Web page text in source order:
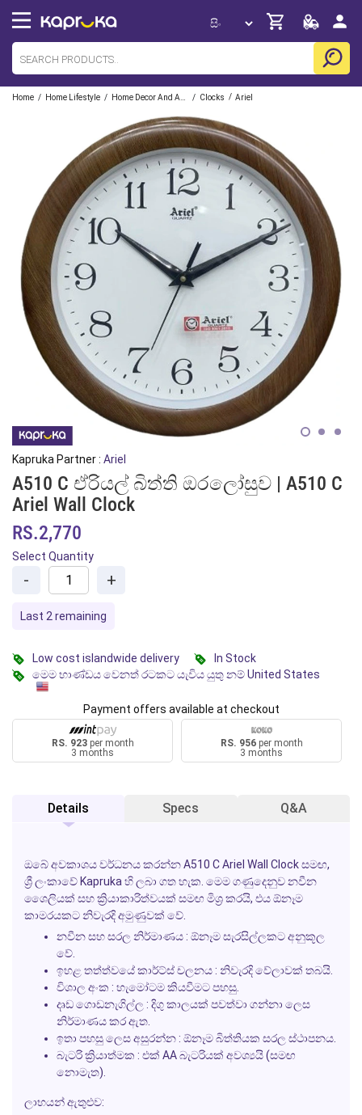
Home / Home Lifestyle / / Clocks / Ariel
Kapruka Partner : Ariel
A510 C ඒරියල් බිත්ති ඔරලෝසුව | A510 C
Ariel Wall Clock
RS.2,770
Select Quantity
- +
Last 2 remaining
Low cost islandwide delivery
In Stock
මෙම භාණ්ඩය වෙනත් රටකට යැවිය යුතු නම් United States
Payment offers available at checkout
RS. 923per month
3 months
RS. 956per month
3 months
Details Specs Q&A
ඔබේ අවකාශය වර්ධනය කරන්නA510 C Ariel Wall Clockසමඟ,
ශ්‍රී ලංකාවේ Kapruka හි ලබා ගත හැක. මෙම ගණුදෙනුව නවීන
ශෛලියක් සහ ක්‍රියාකාරිත්වයක් සමඟ මිශ්‍ර කරයි, එය ඕනෑම
කාමරයකට නිවැරදි අමුණුවක් වේ.
නවීන සහ සරල නිර්මාණය: ඕනෑම සැරසිල්ලකට අනුකූල
වේ.
ඉහළ තත්ත්වයේ කාර්ට්ස් චලනය: නිවැරදි වේලාවක් තබයි.
විශාල අංක : හැමෝටම කියවීමට පහසු.
දෘඩ ගොඩනැගිල්ල : දිගු කාලයක් පවත්වා ගන්නා ලෙස
නිර්මාණය කර ඇත.
ඉතා පහසු ලෙස අසුරන්න: ඕනෑම බිත්තියක සරල ස්ථාපනය.
බැටරි ක්‍රියාත්මක : එක් AA බැටරියක් අවශ්‍යයි (සමඟ
නොමැත).
ලාභයන් ඇතුළුව: